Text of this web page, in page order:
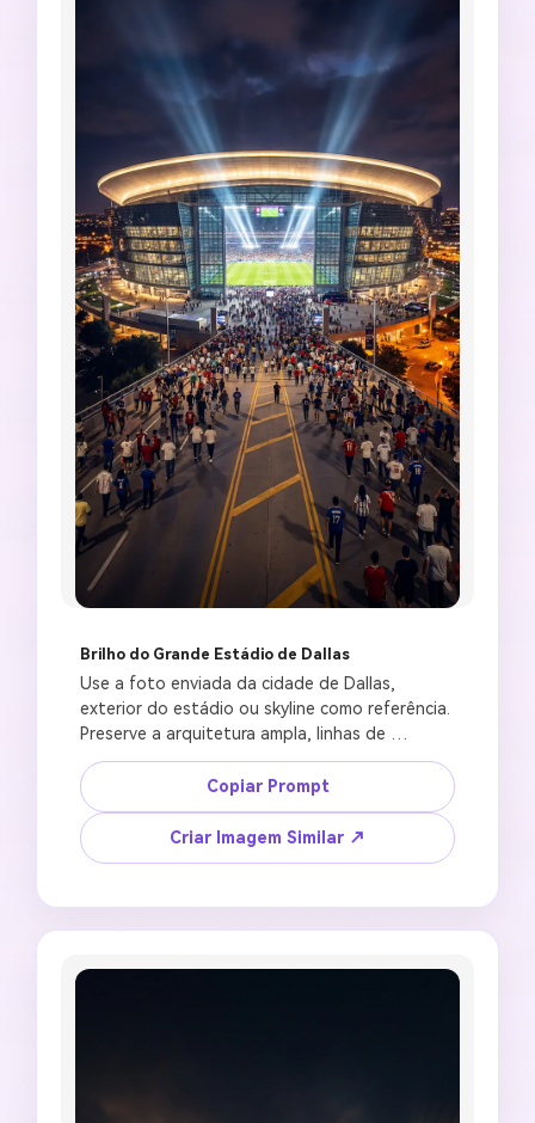
Brilho do Grande Estádio de Dallas
Use a foto enviada da cidade de Dallas,
exterior do estádio ou skyline como referência.
Preserve a arquitetura ampla, linhas de
estrada, iluminação noturna e ângulo de
câmera. Crie um pôster de fundo de estádio no
estilo Copa do Mundo com uma arena
iluminada grandiosa, linha do telhado brilhante,
torcedores chegando do lado de fora, luz do
fotografia esportiva polida, proporção de
papel de parede 16:9, sem nome oficial do
Copiar Prompt
Criar Imagem Similar ↗